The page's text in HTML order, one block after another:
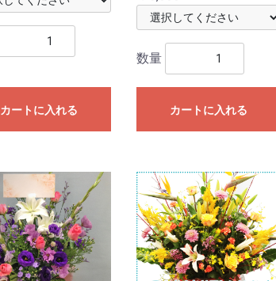
カートに入れる
数量
カートに入れる